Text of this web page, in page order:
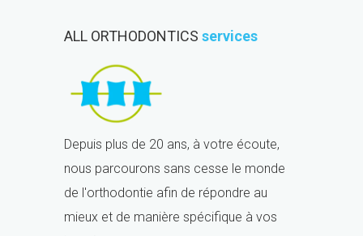
ALL ORTHODONTICS services
Depuis plus de 20 ans, à votre écoute,
nous parcourons sans cesse le monde
de l'orthodontie afin de répondre au
mieux et de manière spécifique à vos